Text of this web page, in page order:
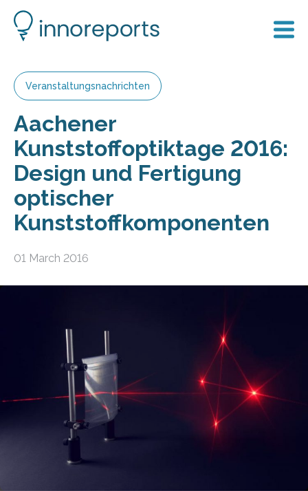
Veranstaltungsnachrichten
Aachener
Kunststoffoptiktage 2016:
Design und Fertigung
optischer
Kunststoffkomponenten
01 March 2016